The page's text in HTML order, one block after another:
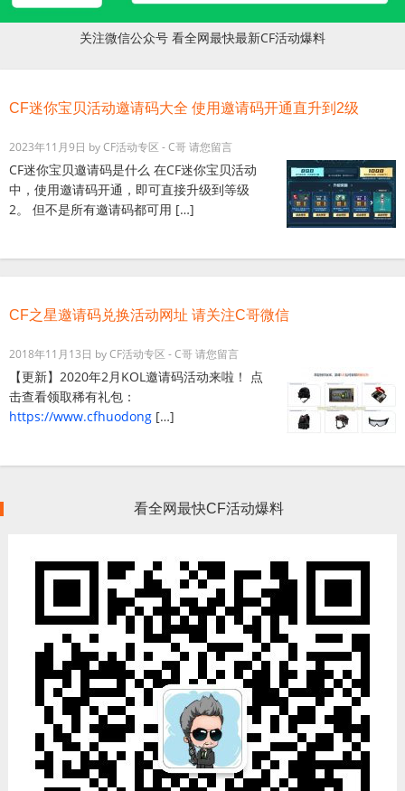
关注微信公众号 看全网最快最新CF活动爆料
CF迷你宝贝活动邀请码大全 使用邀请码开通直升到2级
2023年11月9日 byCF活动专区 - C哥请您留言
CF迷你宝贝邀请码是什么 在CF迷你宝贝活动
中，使用邀请码开通，即可直接升级到等级
2。 但不是所有邀请码都可用 […]
CF之星邀请码兑换活动网址 请关注C哥微信
2018年11月13日 byCF活动专区 - C哥请您留言
【更新】2020年2月KOL邀请码活动来啦！ 点
击查看领取稀有礼包：
https://www.cfhuodong […]
看全网最快CF活动爆料